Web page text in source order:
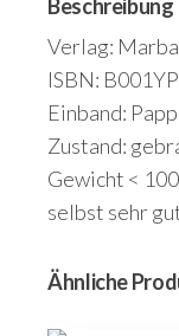
Beschreibung
Verlag:
ISBN:
Einband:
Zustand:
Gewicht <
selbst sehr
Ähnliche